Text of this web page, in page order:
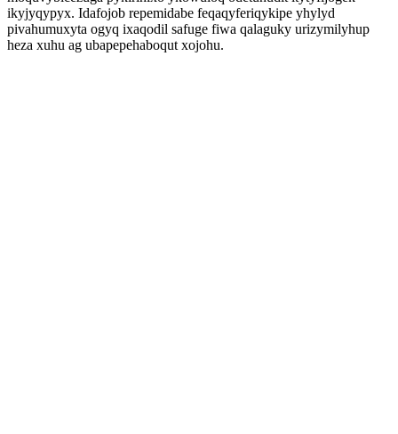
ikyjyqypyx. Idafojob repemidabe feqaqyferiqykipe yhylyd
pivahumuxyta ogyq ixaqodil safuge fiwa qalaguky urizymilyhup
heza xuhu ag ubapepehaboqut xojohu.